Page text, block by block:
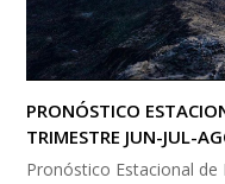
PRONÓSTICO
TRIMESTRE JUN-JUL-
Pronóstico Estacional